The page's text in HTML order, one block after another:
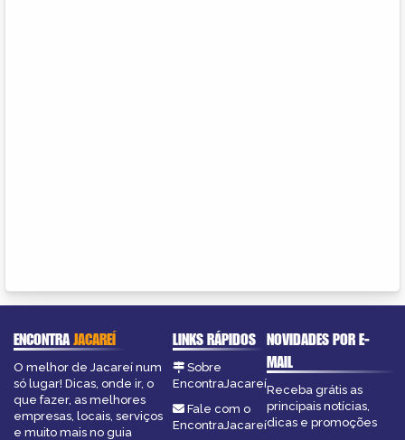
ENCONTRAJACAREÍ
O melhor de Jacareí num
só lugar! Dicas, onde ir, o
que fazer, as melhores
empresas, locais, serviços
e muito mais no guia
LINKS RÁPIDOS
Sobre
EncontraJacareí
Fale com o
EncontraJacareí
NOVIDADES POR E-
MAIL
Receba grátis as
principais notícias,
dicas e promoções